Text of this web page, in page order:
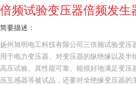
倍频试验变压器倍频发生
简要描述：
扬州旭明电工科技有限公司三倍频试验变压
用于电力变压器、对变压器的纵绝缘以及半
高压试验。其性能可靠、能很好地满足变压
压互感器等被试品，还要对全绝缘变压器的